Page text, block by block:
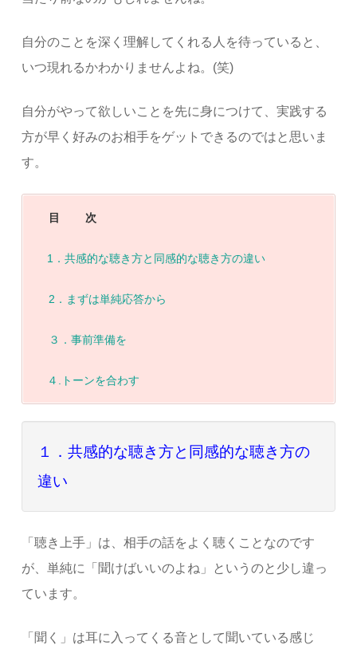
自分のことを深く理解してくれる人を待っていると、
いつ現れるかわかりませんよね。(笑)
自分がやって欲しいことを先に身につけて、実践する
方が早く好みのお相手をゲットできるのではと思いま
す。
目 次
1．共感的な聴き方と同感的な聴き方の違い
2．まずは単純応答から
３．事前準備を
４.トーンを合わす
１．共感的な聴き方と同感的な聴き方の
違い
「聴き上手」は、相手の話をよく聴くことなのです
が、単純に「聞けばいいのよね」というのと少し違っ
ています。
「聞く」は耳に入ってくる音として聞いている感じ